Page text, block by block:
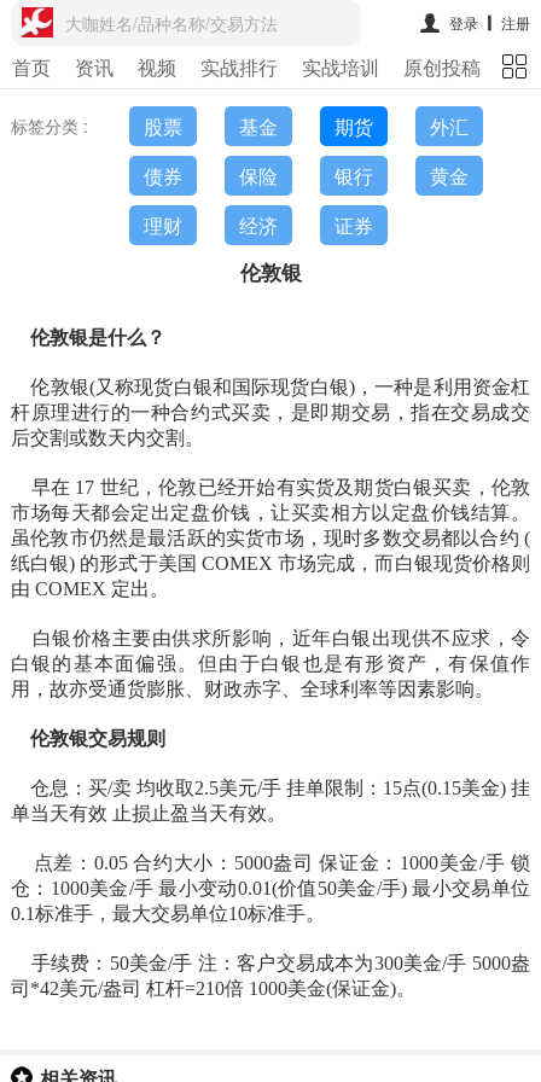
大咖姓名/品种名称/交易方法 登录 注册
首页 资讯 视频 实战排行 实战培训 原创投稿 期
标签分类 : 股票 基金 期货
外汇
债券
保险 银行
黄金
理财
经济 证券
伦敦银
伦敦银是什么？
伦敦银(又称现货白银和国际现货白银)，一种是利用资金杠
杆原理进行的一种合约式买卖，是即期交易，指在交易成交
后交割或数天内交割。
早在 17 世纪，伦敦已经开始有实货及期货白银买卖，伦敦
市场每天都会定出定盘价钱，让买卖相方以定盘价钱结算。
虽伦敦市仍然是最活跃的实货市场，现时多数交易都以合约 (
纸白银) 的形式于美国 COMEX 市场完成，而白银现货价格则
由 COMEX 定出。
白银价格主要由供求所影响，近年白银出现供不应求，令
白银的基本面偏强。但由于白银也是有形资产，有保值作
用，故亦受通货膨胀、财政赤字、全球利率等因素影响。
伦敦银交易规则
仓息：买/卖 均收取2.5美元/手 挂单限制：15点(0.15美金) 挂
单当天有效 止损止盈当天有效。
点差：0.05 合约大小：5000盎司 保证金：1000美金/手 锁
仓：1000美金/手 最小变动0.01(价值50美金/手) 最小交易单位
0.1标准手，最大交易单位10标准手。
手续费：50美金/手 注：客户交易成本为300美金/手 5000盎
司*42美元/盎司 杠杆=210倍 1000美金(保证金)。